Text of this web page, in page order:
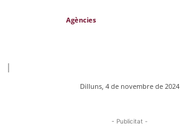
Agències
|
Dilluns, 4 de novembre de 2024
- Publicitat -